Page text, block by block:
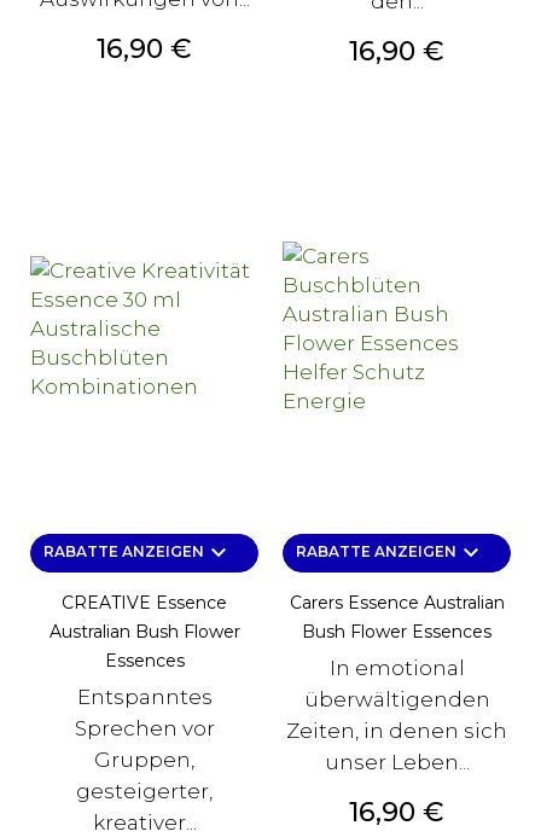
Preis
16,90 € Preis
16,90 €
RABATTE ANZEIGEN keyboard_arrow_down
CREATIVE Essence
Australian Bush Flower
Essences
Entspanntes
Sprechen vor
Gruppen,
gesteigerter,
kreativer...
RABATTE ANZEIGEN keyboard_arrow_down
Carers Essence Australian
Bush Flower Essences
In emotional
überwältigenden
Zeiten, in denen sich
unser Leben...
Preis
16,90 €